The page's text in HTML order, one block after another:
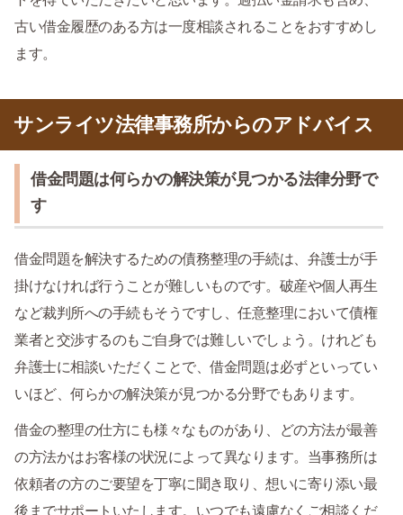
古い借金履歴のある方は一度相談されることをおすすめし
ます。
サンライツ法律事務所からのアドバイス
借金問題は何らかの解決策が見つかる法律分野で
す
借金問題を解決するための債務整理の手続は、弁護士が手
掛けなければ行うことが難しいものです。破産や個人再生
など裁判所への手続もそうですし、任意整理において債権
業者と交渉するのもご自身では難しいでしょう。けれども
弁護士に相談いただくことで、借金問題は必ずといってい
いほど、何らかの解決策が見つかる分野でもあります。
借金の整理の仕方にも様々なものがあり、どの方法が最善
の方法かはお客様の状況によって異なります。当事務所は
依頼者の方のご要望を丁寧に聞き取り、想いに寄り添い最
後までサポートいたします。いつでも遠慮なくご相談くだ